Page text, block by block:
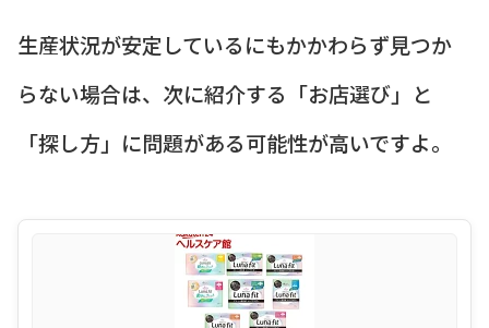
生産状況が安定しているにもかかわらず見つか
らない場合は、次に紹介する「お店選び」と
「探し方」に問題がある可能性が高いですよ。